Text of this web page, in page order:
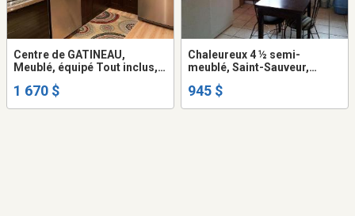
Centre de GATINEAU,
Meublé, équipé Tout inclus,
1 670 $
Chaleureux 4 ½ semi-
meublé, Saint-Sauveur,
né
945 $